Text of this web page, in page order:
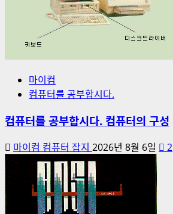
마이컴
컴퓨터를 공부합시다.
컴퓨터를 공부합시다. 컴퓨터의 구성
마이컴 컴퓨터 잡지 2026년 8월 6일 2